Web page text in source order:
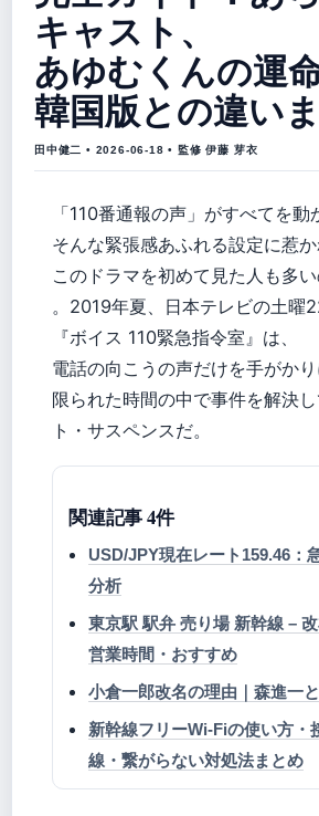
キャスト、
あゆむくんの運命
韓国版との違い
田中健二 • 2026-06-18 • 監修 伊藤 芽衣
「110番通報の声」がすべてを
そんな緊張感あふれる設定に惹か
このドラマを初めて見た人も多
。2019年夏、日本テレビの土曜
『ボイス 110緊急指令室』は、
電話の向こうの声だけを手がかり
限られた時間の中で事件を解決
ト・サスペンスだ。
関連記事 4件
USD/JPY現在レート159.46：
分析
東京駅 駅弁 売り場 新幹線 –
営業時間・おすすめ
小倉一郎改名の理由｜森進一
新幹線フリーWi-Fiの使い方・
線・繋がらない対処法まとめ